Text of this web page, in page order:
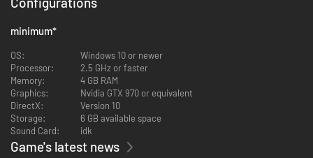
In deze onderzeese beschaving hoort afval niet alleen bij het dagelijks
wordt gemaakt, van kleren tot wapens. Maar de aanwezigheid van al dat
de hele oceaan om zeep kan helpen.
minimum*
OS:
Windows 10 or newer
Processor:
2.5 GHz or faster
Memory:
4 GB RAM
Graphics:
Nvidia GTX 970 or equivalent
DirectX:
Version 10
Storage:
6 GB available space
Sound Card:
idk
Game's latest news